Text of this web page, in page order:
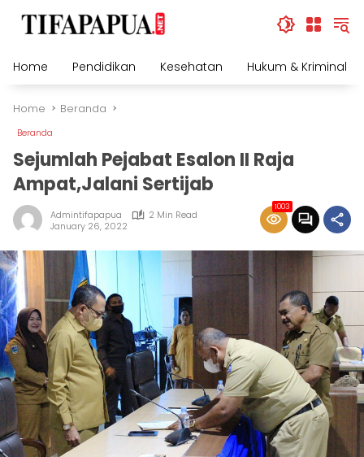
Home
Pendidikan Kesehatan Hukum & Kriminal
Home Beranda
Beranda
Sejumlah Pejabat Esalon II Raja
Ampat,Jalani Sertijab
Admintifapapua
2 Min Read
January 26, 2022
1003